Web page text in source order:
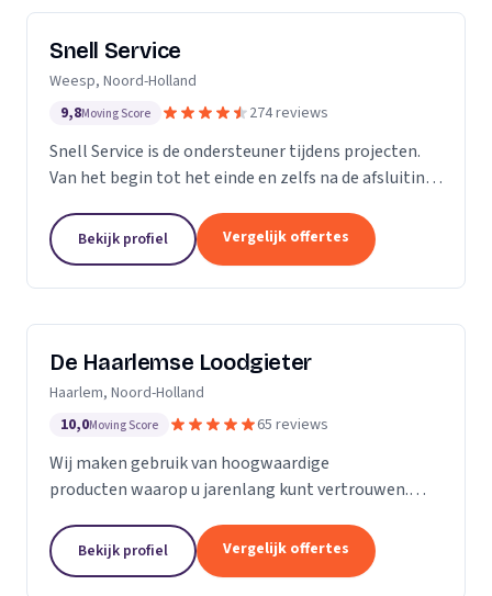
Snell Service
Weesp, Noord-Holland
9,8Moving Score 274 reviews
Snell Service is de ondersteuner tijdens projecten.
Van het begin tot het einde en zelfs na de afsluiting
Bekijk profiel Vergelijk offertes
De Haarlemse Loodgieter
Haarlem, Noord-Holland
10,0Moving Score 65 reviews
Wij maken gebruik van hoogwaardige
producten waarop u jarenlang kunt vertrouwen.
uur per dag in om u van dienst te zijn. Want uw
wooncomfort verdient...
Bekijk profiel Vergelijk offertes